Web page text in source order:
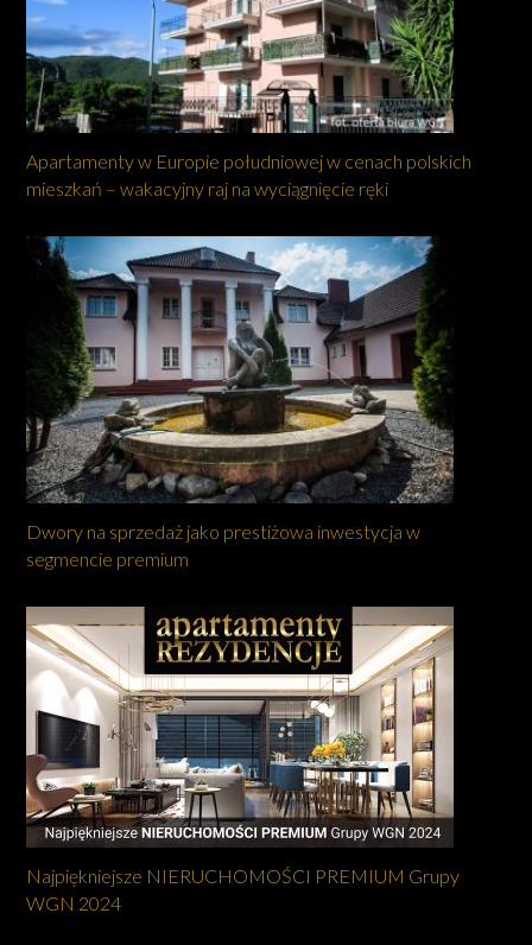
Apartamenty w Europie południowej w cenach polskich
mieszkań – wakacyjny raj na wyciągnięcie ręki
Dwory na sprzedaż jako prestiżowa inwestycja w
segmencie premium
Najpiękniejsze NIERUCHOMOŚCI PREMIUM Grupy
WGN 2024